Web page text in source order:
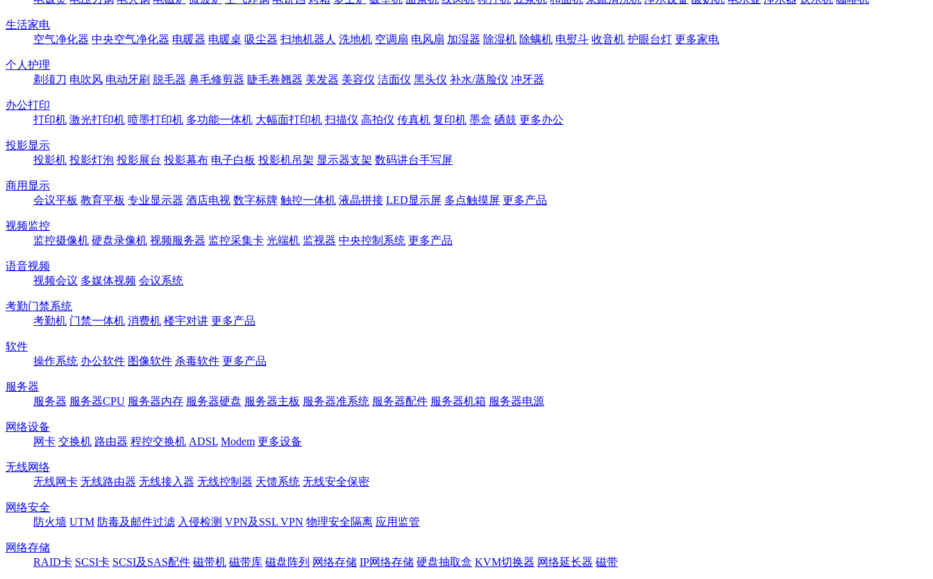
生活家电
空气净化器 中央空气净化器 电暖器 电暖桌 吸尘器 扫地机器人 洗地机 空调扇 电风扇 加湿器 除湿机 除螨机 电熨斗 收音机 护眼台灯 更多家电
个人护理
剃须刀 电吹风 电动牙刷 脱毛器 鼻毛修剪器 睫毛卷翘器 美发器 美容仪 洁面仪 黑头仪 补水/蒸脸仪 冲牙器
办公打印
打印机 激光打印机 喷墨打印机 多功能一体机 大幅面打印机 扫描仪 高拍仪 传真机 复印机 墨盒 硒鼓 更多办公
投影显示
投影机 投影灯泡 投影展台 投影幕布 电子白板 投影机吊架 显示器支架 数码讲台手写屏
商用显示
会议平板 教育平板 专业显示器 酒店电视 数字标牌 触控一体机 液晶拼接 LED显示屏 多点触摸屏 更多产品
视频监控
监控摄像机 硬盘录像机 视频服务器 监控采集卡 光端机 监视器 中央控制系统 更多产品
语音视频
视频会议 多媒体视频 会议系统
考勤门禁系统
考勤机 门禁一体机 消费机 楼宇对讲 更多产品
软件
操作系统 办公软件 图像软件 杀毒软件 更多产品
服务器
服务器 服务器CPU 服务器内存 服务器硬盘 服务器主板 服务器准系统 服务器配件 服务器机箱 服务器电源
网络设备
网卡 交换机 路由器 程控交换机 ADSL Modem 更多设备
无线网络
无线网卡 无线路由器 无线接入器 无线控制器 天馈系统 无线安全保密
网络安全
防火墙 UTM 防毒及邮件过滤 入侵检测 VPN及SSL VPN 物理安全隔离 应用监管
网络存储
RAID卡 SCSI卡 SCSI及SAS配件 磁带机 磁带库 磁盘阵列 网络存储 IP网络存储 硬盘抽取盒 KVM切换器 网络延长器 磁带